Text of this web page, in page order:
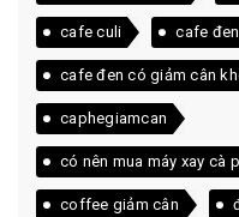
cafe culi cafe đen
cafe đen có giảm cân
caphegiamcan
có nên mua máy xay cà
coffee giảm cân